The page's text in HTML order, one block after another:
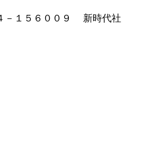
－１５６００９ 新時代社